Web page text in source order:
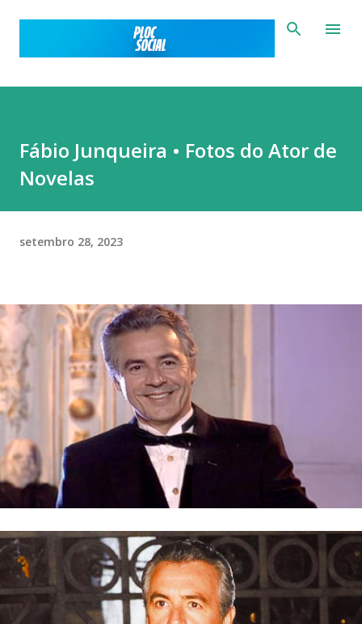
Pular para o conteúdo principal
Fábio Junqueira • Fotos do Ator de
Novelas
setembro 28, 2023